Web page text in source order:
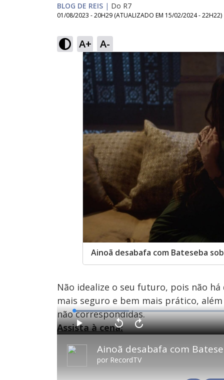
BLOG DE REIS | Do R7
01/08/2023 - 20H29 (ATUALIZADO EM 15/02/2024 - 22H22)
A+ A-
Ainoã desabafa com Bateseba
Não idealize o seu futuro, pois não
mais seguro e bem mais prático,
não correspondidas.
Assista à cena:
por RecordTV
P
l
y
V
o
t
a
1
A
v
n
ç
a
r
L
o
a
d
e
1
6
.
5